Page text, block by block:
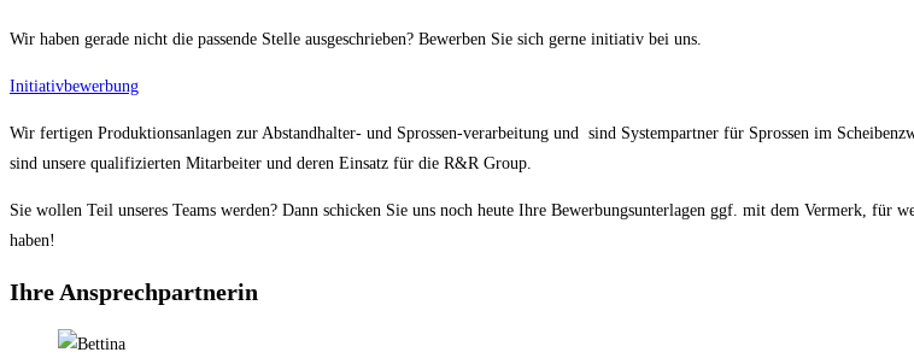
Wir haben gerade nicht die passende Stelle ausgeschrieben? Bewerben Sie sich gerne initiativ bei uns.
Initiativbewerbung
Wir fertigen Produktionsanlagen zur Abstandhalter- und Sprossen-verarbeitung und sind Systempartner für Sprossen im
sind unsere qualifizierten Mitarbeiter und deren Einsatz für die R&R Group.
Sie wollen Teil unseres Teams werden? Dann schicken Sie uns noch heute Ihre Bewerbungsunterlagen ggf. mit dem Vermerk, für
haben!
Ihre Ansprechpartnerin